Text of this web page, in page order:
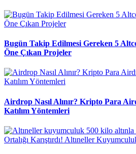
Bugün Takip Edilmesi Gereken 5
Öne Çıkan Projeler
Airdrop Nasıl Alınır? Kripto Para
Katılım Yöntemleri